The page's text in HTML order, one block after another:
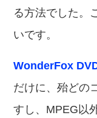
る方法でした。
いです。
WonderFox
だけに、殆どの
すし、MPEG以